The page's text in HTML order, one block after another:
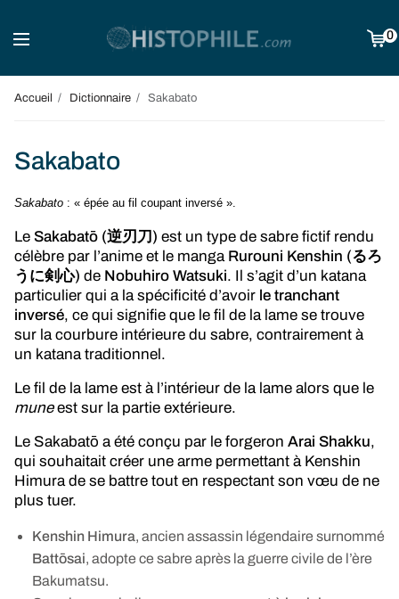
0
Accueil Dictionnaire Sakabato
Sakabato
Sakabato : « épée au fil coupant inversé ».
LeSakabatō (逆刃刀) est un type de sabre fictif rendu
célèbre par l’anime et le manga Rurouni Kenshin (るろ
うに剣心) de Nobuhiro Watsuki. Il s’agit d’un katana
particulier qui a la spécificité d’avoir le tranchant
inversé, ce qui signifie que le fil de la lame se trouve
sur la courbure intérieure du sabre, contrairement à
un katana traditionnel.
Le fil de la lame est à l’intérieur de la lame alors que le
muneest sur la partie extérieure.
Le Sakabatō a été conçu par le forgeronArai Shakku,
qui souhaitait créer une arme permettant à Kenshin
Himura de se battre tout en respectant son vœu de ne
plus tuer.
Kenshin Himura, ancien assassin légendaire surnommé
Battōsai, adopte ce sabre après la guerre civile de l’ère
Bakumatsu.